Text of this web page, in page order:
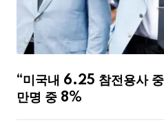
“미국내 6.25 참전용사
만명 중 8%